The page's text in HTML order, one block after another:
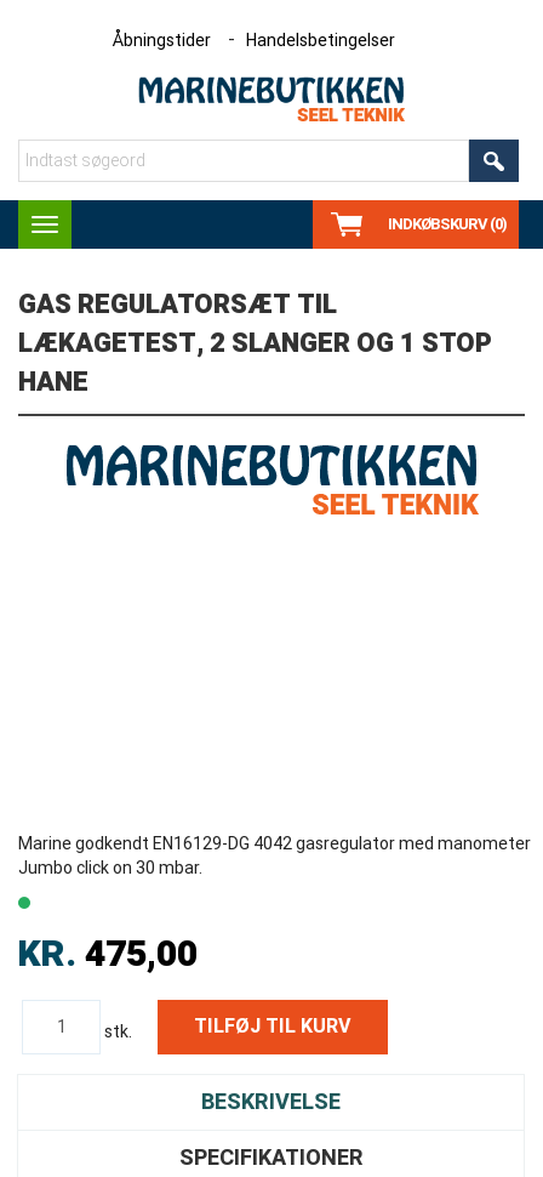
Åbningstider Handelsbetingelser
Toggle
navigation
INDKØBSKURV (0)
GAS REGULATORSÆT TIL
LÆKAGETEST, 2 SLANGER OG 1 STOP
HANE
Marine godkendt EN16129-DG 4042 gasregulator med manometer
Jumbo click on 30 mbar.
KR.475,00
stk.
BESKRIVELSE
SPECIFIKATIONER